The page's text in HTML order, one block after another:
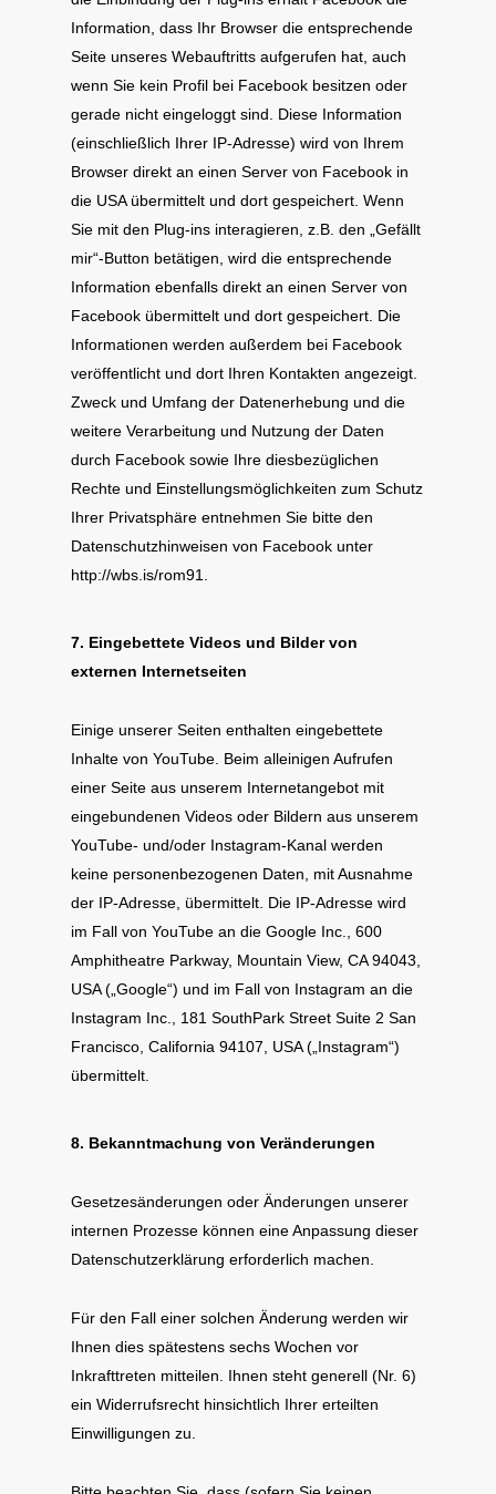
Information, dass Ihr Browser die entsprechende
Seite unseres Webauftritts aufgerufen hat, auch
wenn Sie kein Profil bei Facebook besitzen oder
gerade nicht eingeloggt sind. Diese Information
(einschließlich Ihrer IP-Adresse) wird von Ihrem
Browser direkt an einen Server von Facebook in
die USA übermittelt und dort gespeichert. Wenn
Sie mit den Plug-ins interagieren, z.B. den „Gefällt
mir“-Button betätigen, wird die entsprechende
Information ebenfalls direkt an einen Server von
Facebook übermittelt und dort gespeichert. Die
Informationen werden außerdem bei Facebook
veröffentlicht und dort Ihren Kontakten angezeigt.
Zweck und Umfang der Datenerhebung und die
weitere Verarbeitung und Nutzung der Daten
durch Facebook sowie Ihre diesbezüglichen
Rechte und Einstellungsmöglichkeiten zum Schutz
Ihrer Privatsphäre entnehmen Sie bitte den
Datenschutzhinweisen von Facebook unter
http://wbs.is/rom91.
7. Eingebettete Videos und Bilder von
externen Internetseiten
Einige unserer Seiten enthalten eingebettete
Inhalte von YouTube. Beim alleinigen Aufrufen
einer Seite aus unserem Internetangebot mit
eingebundenen Videos oder Bildern aus unserem
YouTube- und/oder Instagram-Kanal werden
keine personenbezogenen Daten, mit Ausnahme
der IP-Adresse, übermittelt. Die IP-Adresse wird
im Fall von YouTube an die Google Inc., 600
Amphitheatre Parkway, Mountain View, CA 94043,
USA („Google“) und im Fall von Instagram an die
Instagram Inc., 181 SouthPark Street Suite 2 San
Francisco, California 94107, USA („Instagram“)
übermittelt.
8. Bekanntmachung von Veränderungen
Gesetzesänderungen oder Änderungen unserer
internen Prozesse können eine Anpassung dieser
Datenschutzerklärung erforderlich machen.
Für den Fall einer solchen Änderung werden wir
Ihnen dies spätestens sechs Wochen vor
Inkrafttreten mitteilen. Ihnen steht generell (Nr. 6)
ein Widerrufsrecht hinsichtlich Ihrer erteilten
Einwilligungen zu.